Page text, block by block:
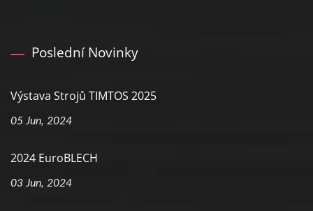
Poslední Novinky
Výstava Strojů TIMTOS 2025
05 Jun, 2024
2024 EuroBLECH
03 Jun, 2024